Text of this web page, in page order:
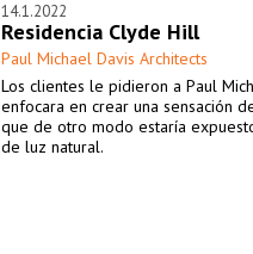
14.1.2022
Residencia Clyde Hill
Paul Michael Davis Architects
Los clientes le pidieron a Paul
enfocara en crear una sensación
que de otro modo estaría
de luz natural.